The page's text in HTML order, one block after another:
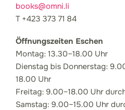
books@omni.li
T +423 373 71 84
Öffnungszeiten Eschen
Montag: 13.30–18.00 Uhr
Dienstag bis Donnerstag:
18.00 Uhr
Freitag: 9.00–18.00 Uhr
Samstag: 9.00–15.00 Uhr